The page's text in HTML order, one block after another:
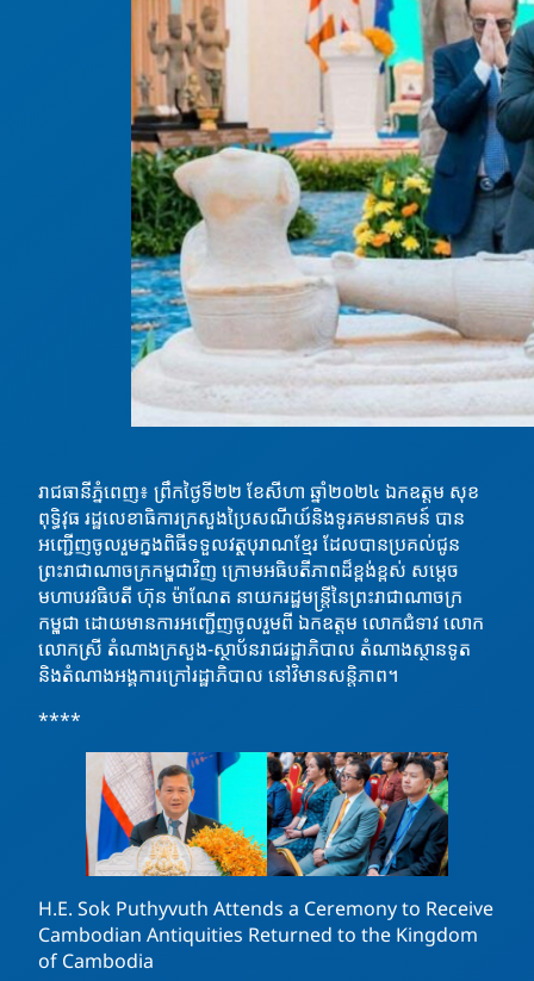
រាជធានីភ្នំពេញ៖ ព្រឹកថ្ងៃទី២២ ខែសីហា ឆ្នាំ២០២៤ ឯកឧត្តម សុខ
ពុទ្ធិវុធ រដ្ឋលេខាធិការក្រសួងប្រៃសណីយ៍និងទូរគមនាគមន៍ បាន
អញ្ជើញចូលរួមក្នុងពិធីទទួលវត្ថុបុរាណខ្មែរ ដែលបានប្រគល់ជូន
ព្រះរាជាណាចក្រកម្ពុជាវិញ ក្រោមអធិបតីភាពដ៏ខ្ពង់ខ្ពស់ សម្តេច
មហាបរវធិបតី ហ៊ុន ម៉ាណែត នាយករដ្ឋមន្រ្តីនៃព្រះរាជាណាចក្រ
កម្ពុជា ដោយមានការអញ្ជើញចូលរួមពី ឯកឧត្តម លោកជំទាវ លោក
លោកស្រី តំណាងក្រសួង-ស្ថាប័នរាជរដ្ឋាភិបាល តំណាងស្ថានទូត
និងតំណាងអង្គការក្រៅរដ្ឋាភិបាល នៅវិមានសន្តិភាព។
****
H.E. Sok Puthyvuth Attends a Ceremony to Receive
Cambodian Antiquities Returned to the Kingdom
of Cambodia